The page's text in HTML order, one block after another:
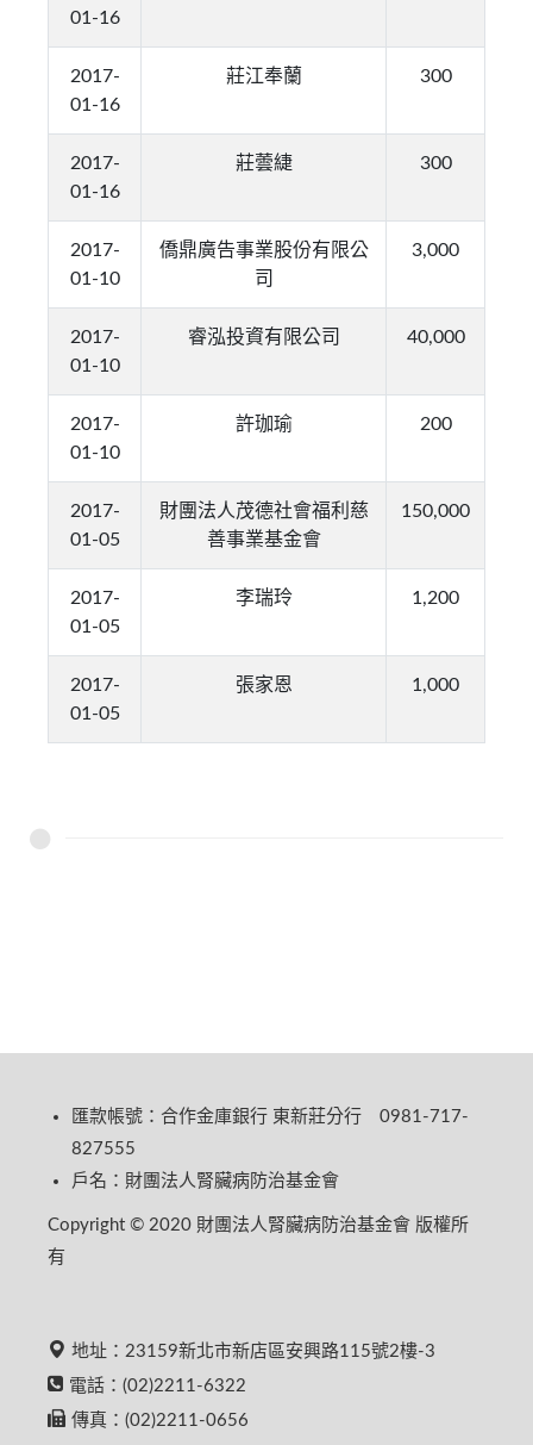
01-16
2017-
01-16
莊江奉蘭 300
2017-
01-16
莊蕓緁 300
2017-
01-10
僑鼎廣告事業股份有限公
司
3,000
2017-
01-10
睿泓投資有限公司 40,000
2017-
01-10
許珈瑜 200
2017-
01-05
財團法人茂德社會福利慈
善事業基金會
150,000
2017-
01-05
李瑞玲 1,200
2017-
01-05
張家恩 1,000
匯款帳號：合作金庫銀行 東新莊分行 0981-717-
827555
戶名：財團法人腎臟病防治基金會
Copyright © 2020 財團法人腎臟病防治基金會 版權所
有
地址：23159新北市新店區安興路115號2樓-3
電話：(02)2211-6322
傳真：(02)2211-0656